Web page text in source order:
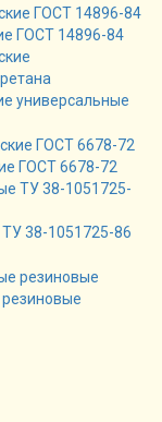
ГОСТ 14896-84
универсальные
ГОСТ 6678-72
38-1051725-86